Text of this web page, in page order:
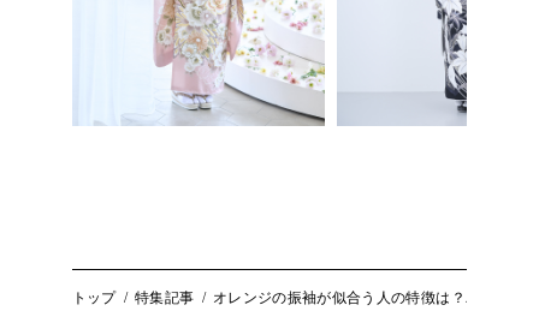
トップ 特集記事 オレンジの振袖が似合う人の特徴は？パーソナ